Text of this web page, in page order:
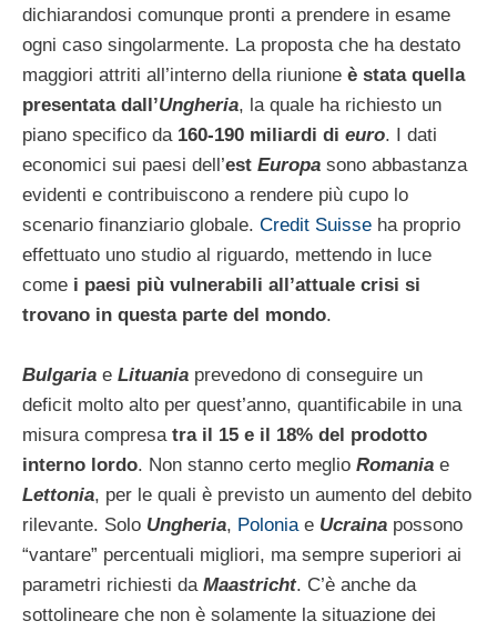
dichiarandosi comunque pronti a prendere in esame
ogni caso singolarmente. La proposta che ha destato
maggiori attriti all’interno della riunione è stata quella
presentata dall’Ungheria, la quale ha richiesto un
piano specifico da 160-190 miliardi di euro. I dati
economici sui paesi dell’est Europa sono abbastanza
evidenti e contribuiscono a rendere più cupo lo
scenario finanziario globale. Credit Suisse ha proprio
effettuato uno studio al riguardo, mettendo in luce
come i paesi più vulnerabili all’attuale crisi si
trovano in questa parte del mondo.
Bulgaria e Lituania prevedono di conseguire un
deficit molto alto per quest’anno, quantificabile in una
misura compresa tra il 15 e il 18% del prodotto
interno lordo. Non stanno certo meglio Romania e
Lettonia, per le quali è previsto un aumento del debito
rilevante. Solo Ungheria, Poloniae Ucraina possono
“vantare” percentuali migliori, ma sempre superiori ai
parametri richiesti da Maastricht. C’è anche da
sottolineare che non è solamente la situazione dei